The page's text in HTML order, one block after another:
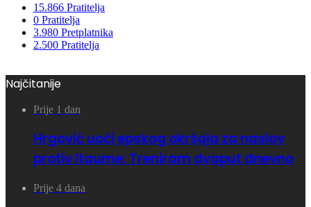
15.866 Pratitelja
0 Pratitelja
3.980 Pretplatnika
2.500 Pratitelja
Najčitanije
Prije 1 dan
Hrgović uoči epskog okršaja za naslov
protiv Itaume: Treniram dvaput dnevno
Prije 4 dana